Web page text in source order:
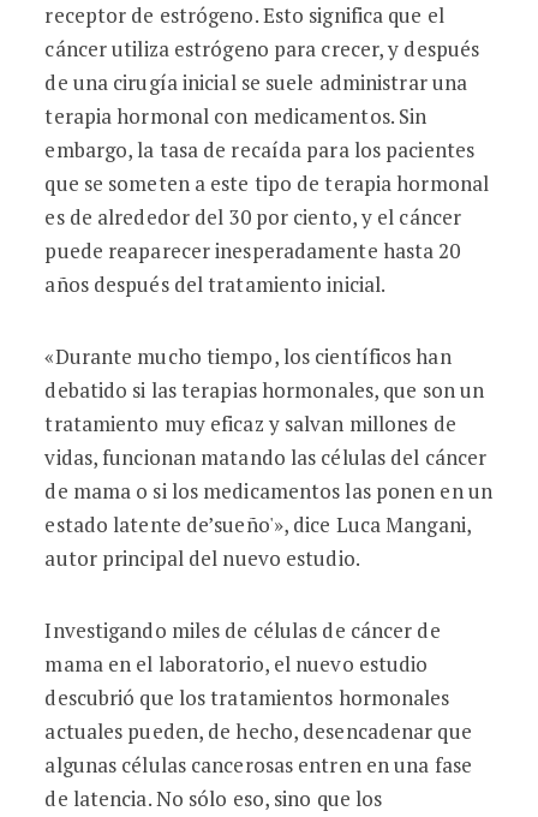
receptor de estrógeno. Esto significa que el
cáncer utiliza estrógeno para crecer, y después
de una cirugía inicial se suele administrar una
terapia hormonal con medicamentos. Sin
embargo, la tasa de recaída para los pacientes
que se someten a este tipo de terapia hormonal
es de alrededor del 30 por ciento, y el cáncer
puede reaparecer inesperadamente hasta 20
años después del tratamiento inicial.
«Durante mucho tiempo, los científicos han
debatido si las terapias hormonales, que son un
tratamiento muy eficaz y salvan millones de
vidas, funcionan matando las células del cáncer
de mama o si los medicamentos las ponen en un
estado latente de’sueño'», dice Luca Mangani,
autor principal del nuevo estudio.
Investigando miles de células de cáncer de
mama en el laboratorio, el nuevo estudio
descubrió que los tratamientos hormonales
actuales pueden, de hecho, desencadenar que
algunas células cancerosas entren en una fase
de latencia. No sólo eso, sino que los